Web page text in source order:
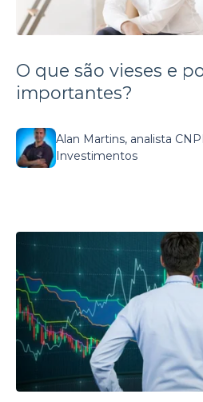
O que são vieses e
importantes?
Alan Martins, analista
Investimentos